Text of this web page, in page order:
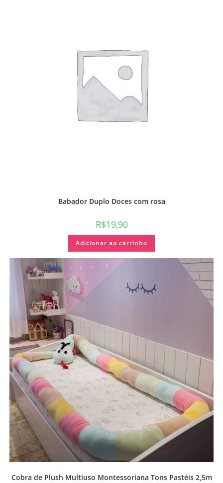
Babador Duplo Doces com rosa
R$19,90
Adicionar ao carrinho
Cobra de Plush Multiuso Montessoriana Tons Pastéis 2,5m